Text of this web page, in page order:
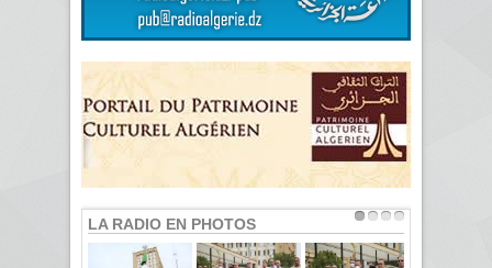
LA RADIO EN PHOTOS